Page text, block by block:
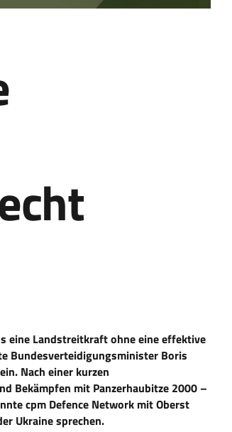
eine Landstreitkraft ohne eine effektive
Bundesverteidigungsminister Boris
Nach einer kurzen
Bekämpfen mit Panzerhaubitze 2000 –
cpm Defence Network mit Oberst
Ukraine sprechen.